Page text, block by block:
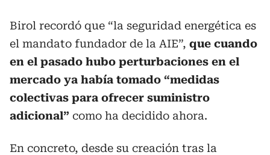
Birol recordó que “la seguridad energética es
el mandato fundador de la AIE”, que cuando
en el pasado hubo perturbaciones en el
mercado ya había tomado “medidas
colectivas para ofrecer suministro
adicional” como ha decidido ahora.
En concreto, desde su creación tras la